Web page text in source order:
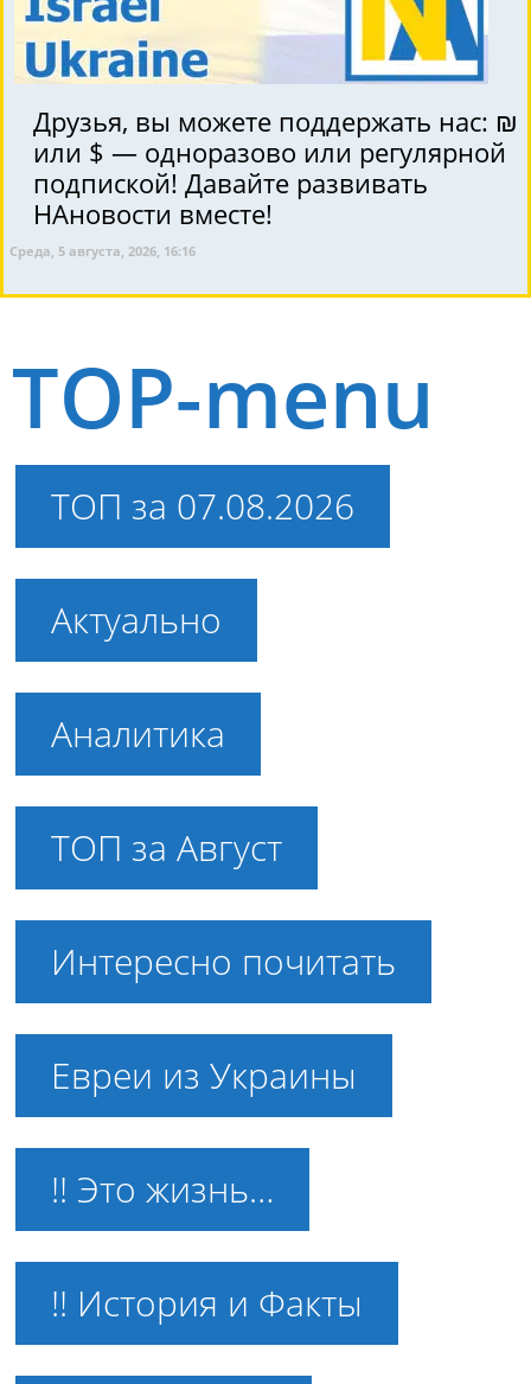
Друзья, вы можете поддержать нас: ₪
или $ — одноразово или регулярной
подпиской! Давайте развивать
НАновости вместе!
Среда, 5 августа, 2026, 16:16
TOP-menu
ТОП за 07.08.2026
Актуально
Аналитика
ТОП за Август
Интересно почитать
Евреи из Украины
!! Это жизнь…
!! История и Факты